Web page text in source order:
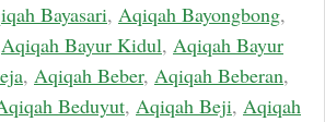
Bayasari, Aqiqah Bayongbong,
Aqiqah Bayur Kidul, Aqiqah Bayur
, Aqiqah Beber, Aqiqah Beberan,
Beduyut, Aqiqah Beji, Aqiqah